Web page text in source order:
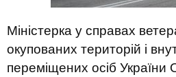
Міністерка у справах
окупованих територій і
переміщених осіб України